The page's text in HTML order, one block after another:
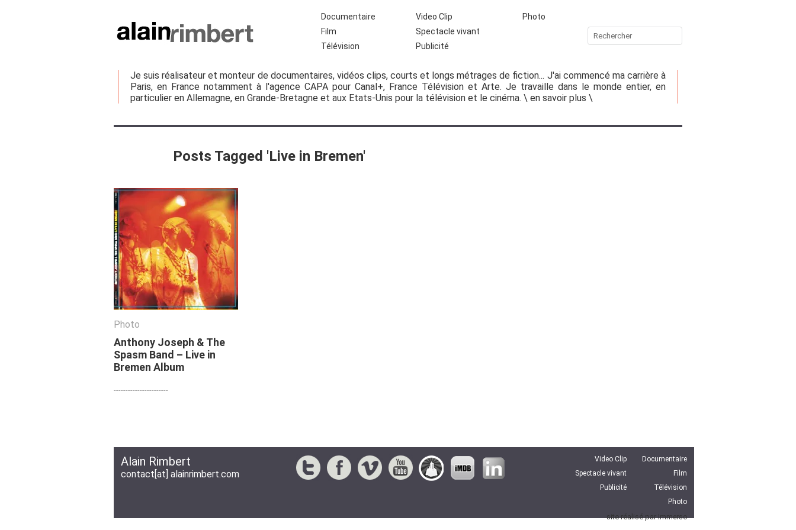
Documentaire
Film
Télévision
Video Clip
Spectacle vivant
Publicité
Photo
Je suis réalisateur et monteur de documentaires, vidéos clips, courts et longs métrages de fiction... J'ai commencé ma carrière à
Paris, en France notamment à l'agence CAPA pour Canal+, France Télévision et Arte. Je travaille dans le monde entier, en
particulier en Allemagne, en Grande-Bretagne et aux Etats-Unis pour la télévision et le cinéma. \ en savoir plus \
Posts Tagged 'Live in Bremen'
Photo
Anthony Joseph & The
Spasm Band – Live in
Bremen Album
-----------------------
Photo
Anthony Joseph & The
Spasm Band – Live in
Bremen Album
-----------------------
Alain Rimbert
contact[at] alainrimbert.com
Video Clip
Spectacle vivant
Publicité
Documentaire
Film
Télévision
Photo
site réalisé parImmerso